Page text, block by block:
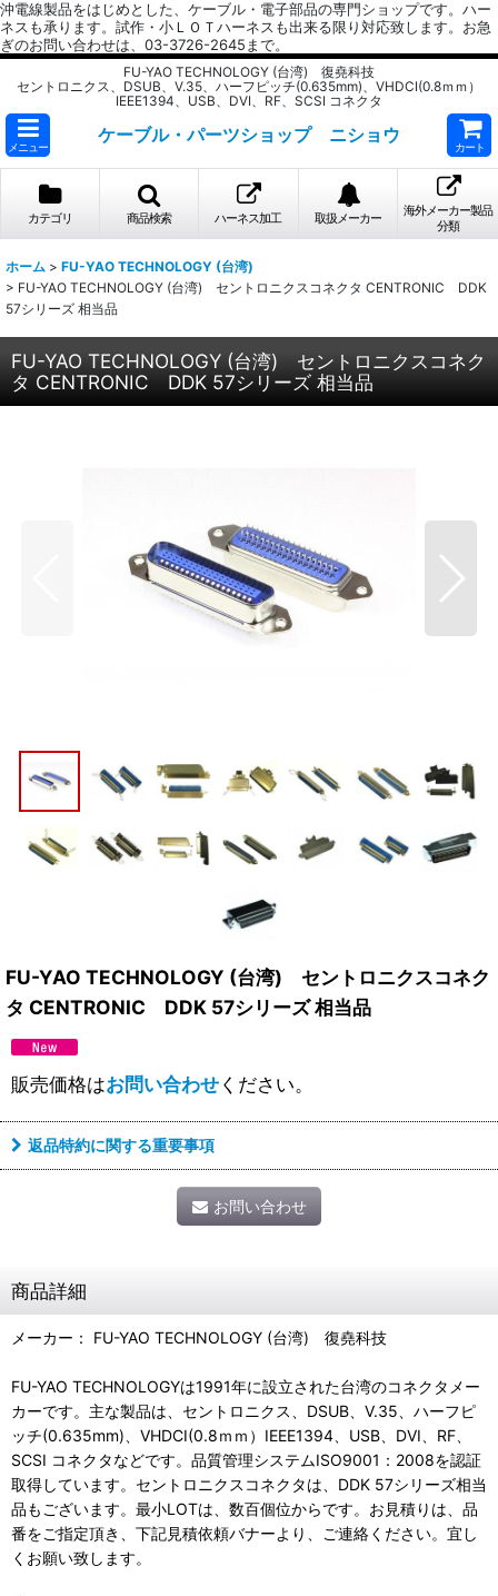
沖電線製品をはじめとした、ケーブル・電子部品の専門ショップです。ハー
ネスも承ります。試作・小ＬＯＴハーネスも出来る限り対応致します。お急
ぎのお問い合わせは、03-3726-2645まで。
FU-YAO TECHNOLOGY (台湾) 復堯科技
セントロニクス、DSUB、V.35、ハーフピッチ(0.635mm)、VHDCI(0.8ｍｍ）
IEEE1394、USB、DVI、RF、SCSI コネクタ
メニュー
ケーブル・パーツショップ ニショウ
カート
カテゴリ 商品検索 ハーネス加工 取扱メーカー
海外メーカー製品
分類
ホーム > FU-YAO TECHNOLOGY (台湾)
> FU-YAO TECHNOLOGY (台湾) セントロニクスコネクタ CENTRONIC DDK
57シリーズ 相当品
FU-YAO TECHNOLOGY (台湾) セントロニクスコネク
タ CENTRONIC DDK 57シリーズ 相当品
FU-YAO TECHNOLOGY (台湾) セントロニクスコネク
タ CENTRONIC DDK 57シリーズ 相当品
販売価格はお問い合わせください。
返品特約に関する重要事項
お問い合わせ
商品詳細
メーカー： FU-YAO TECHNOLOGY (台湾) 復堯科技
FU-YAO TECHNOLOGYは1991年に設立された台湾のコネクタメー
カーです。主な製品は、セントロニクス、DSUB、V.35、ハーフピ
ッチ(0.635mm)、VHDCI(0.8ｍｍ）IEEE1394、USB、DVI、RF、
SCSI コネクタなどです。品質管理システムISO9001：2008を認証
取得しています。セントロニクスコネクタは、DDK 57シリーズ相当
品もございます。最小LOTは、数百個位からです。お見積りは、品
番をご指定頂き、下記見積依頼バナーより、ご連絡ください。宜し
くお願い致します。